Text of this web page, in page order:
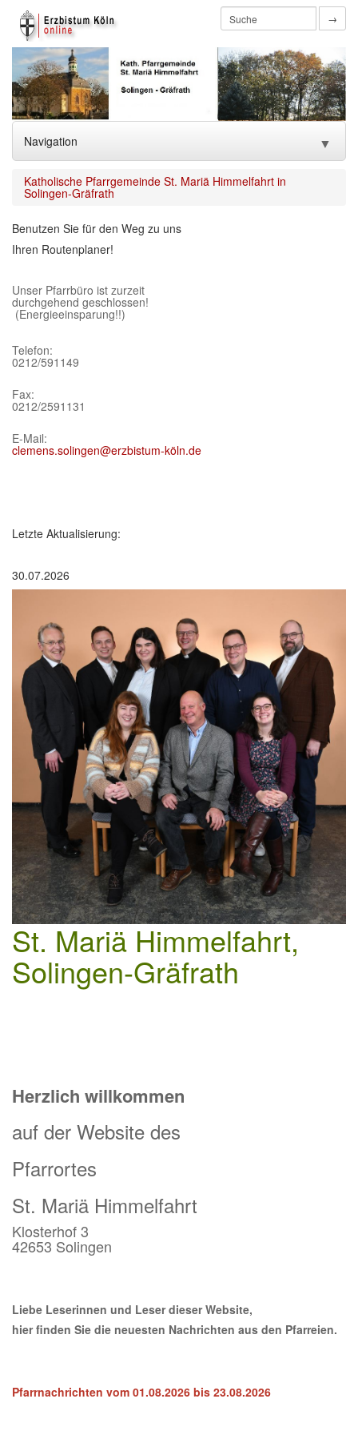
→
Navigation ▼
Home
Katholische Pfarrgemeinde St. Mariä Himmelfahrt in
Solingen-Gräfrath
Benutzen Sie für den Weg zu uns
Ihren Routenplaner!
Unser Pfarrbüro ist zurzeit
durchgehend geschlossen!
(Energieeinsparung!!)
Telefon:
0212/591149
Fax:
0212/2591131
E-Mail:
clemens.solingen@erzbistum-köln.de
Letzte Aktualisierung:
30.07.2026
St. Mariä Himmelfahrt,
Solingen-Gräfrath
Herzlich willkommen
auf der Website des
Pfarrortes
St. Mariä Himmelfahrt
Klosterhof 3
42653 Solingen
Liebe Leserinnen und Leser dieser Website,
hier finden Sie die neuesten Nachrichten aus den Pfarreien.
Pfarrnachrichten vom 01.08.2026 bis 23.08.2026